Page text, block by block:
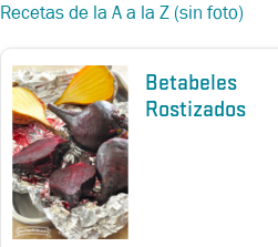
Recetas de la A a la Z (sin foto)
Betabeles
Rostizados